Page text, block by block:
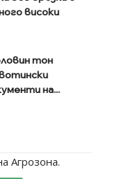
високи
тон
на...
Агрозона.